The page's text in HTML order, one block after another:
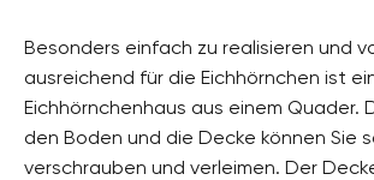
Besonders einfach zu realisieren und
ausreichend für die Eichhörnchen ist
Eichhörnchenhaus aus einem Quader.
den Boden und die Decke können Sie
verschrauben und verleimen. Der